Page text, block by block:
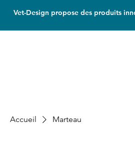
Vet-Design propose des produits
Accueil Marteau